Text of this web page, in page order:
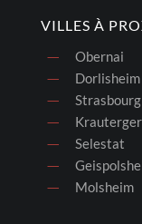
VILLES À
Obernai
Dorlisheim
Strasbourg
Selestat
Molsheim